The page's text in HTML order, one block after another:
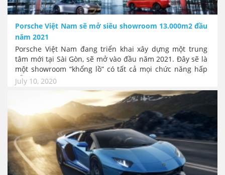
Porsche Việt Nam sẽ mở siêu showroom 13.000m2 đầu
năm 2021
Porsche Việt Nam đang triển khai xây dựng một trung
tâm mới tại Sài Gòn, sẽ mở vào đầu năm 2021. Đây sẽ là
một showroom “khổng lồ” có tất cả mọi chức năng hấp
dẫn nhất của thương hiệu. Sự kiện này sẽ đặt Sài Gòn
trở thành vùng trọng điểm trong chiến lược phát triển
thương hiệu tại Việt Nam.
July 10, 2020